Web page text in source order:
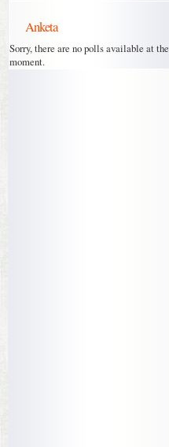
Anketa
Sorry, there are no polls available at the
moment.